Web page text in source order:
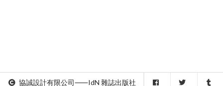
協誠設計有限公司⸺IdN 雜誌出版社